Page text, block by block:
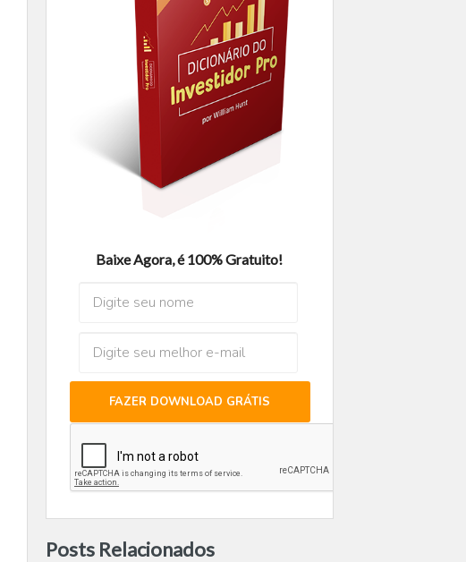
Baixe Agora, é 100% Gratuito!
FAZER DOWNLOAD GRÁTIS
Posts Relacionados